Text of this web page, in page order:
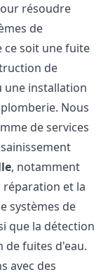
résoudre
de
ce soit une fuite
de
une installation
Nous
de services
, notamment
et la
systèmes de
que la détection
de fuites d'eau.
avec des